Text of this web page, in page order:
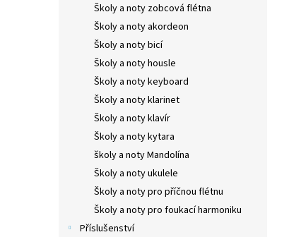
Školy a noty zobcová flétna
Školy a noty akordeon
Školy a noty bicí
Školy a noty housle
Školy a noty keyboard
Školy a noty klarinet
Školy a noty klavír
Školy a noty kytara
školy a noty Mandolína
Školy a noty ukulele
Školy a noty pro příčnou flétnu
Školy a noty pro foukací harmoniku
Příslušenství